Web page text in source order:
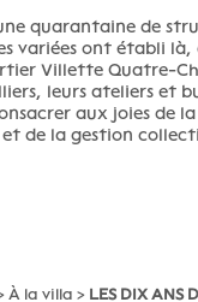
quarantaine de
variées ont établi
Villette Quatre-
leurs ateliers et
aux joies de
et de la gestion
À la villa > LES DIX ANS